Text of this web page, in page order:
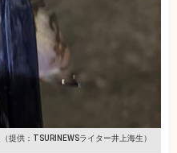
（提供：TSURINEWSライター井上海生）